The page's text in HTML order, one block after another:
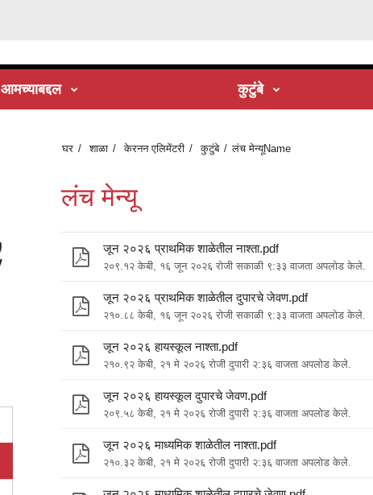
आमच्याबद्दल कुटुंबे
घर शाळा केरनन एलिमेंटरी कुटुंबे लंच मेन्यूName
लंच मेन्यू
जून २०२६ प्राथमिक शाळेतील नाश्ता.pdf
२०९.१२ केबी, १६ जून २०२६ रोजी सकाळी ९:३३ वाजता अपलोड केले.
जून २०२६ प्राथमिक शाळेतील दुपारचे जेवण.pdf
२१०.८८ केबी, १६ जून २०२६ रोजी सकाळी ९:३३ वाजता अपलोड केले.
जून २०२६ हायस्कूल नाश्ता.pdf
२१०.९२ केबी, २१ मे २०२६ रोजी दुपारी २:३६ वाजता अपलोड केले.
जून २०२६ हायस्कूल दुपारचे जेवण.pdf
२०९.५८ केबी, २१ मे २०२६ रोजी दुपारी २:३६ वाजता अपलोड केले.
जून २०२६ माध्यमिक शाळेतील नाश्ता.pdf
२१०.३२ केबी, २१ मे २०२६ रोजी दुपारी २:३६ वाजता अपलोड केले.